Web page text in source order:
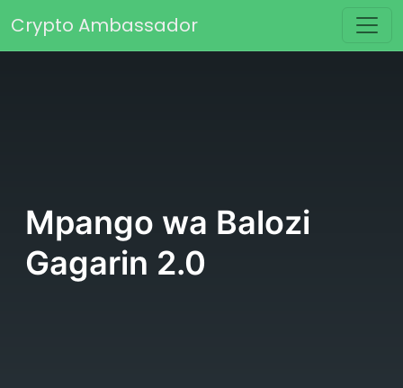
Main Navigation
Crypto Ambassador
Mpango wa Balozi
Gagarin 2.0